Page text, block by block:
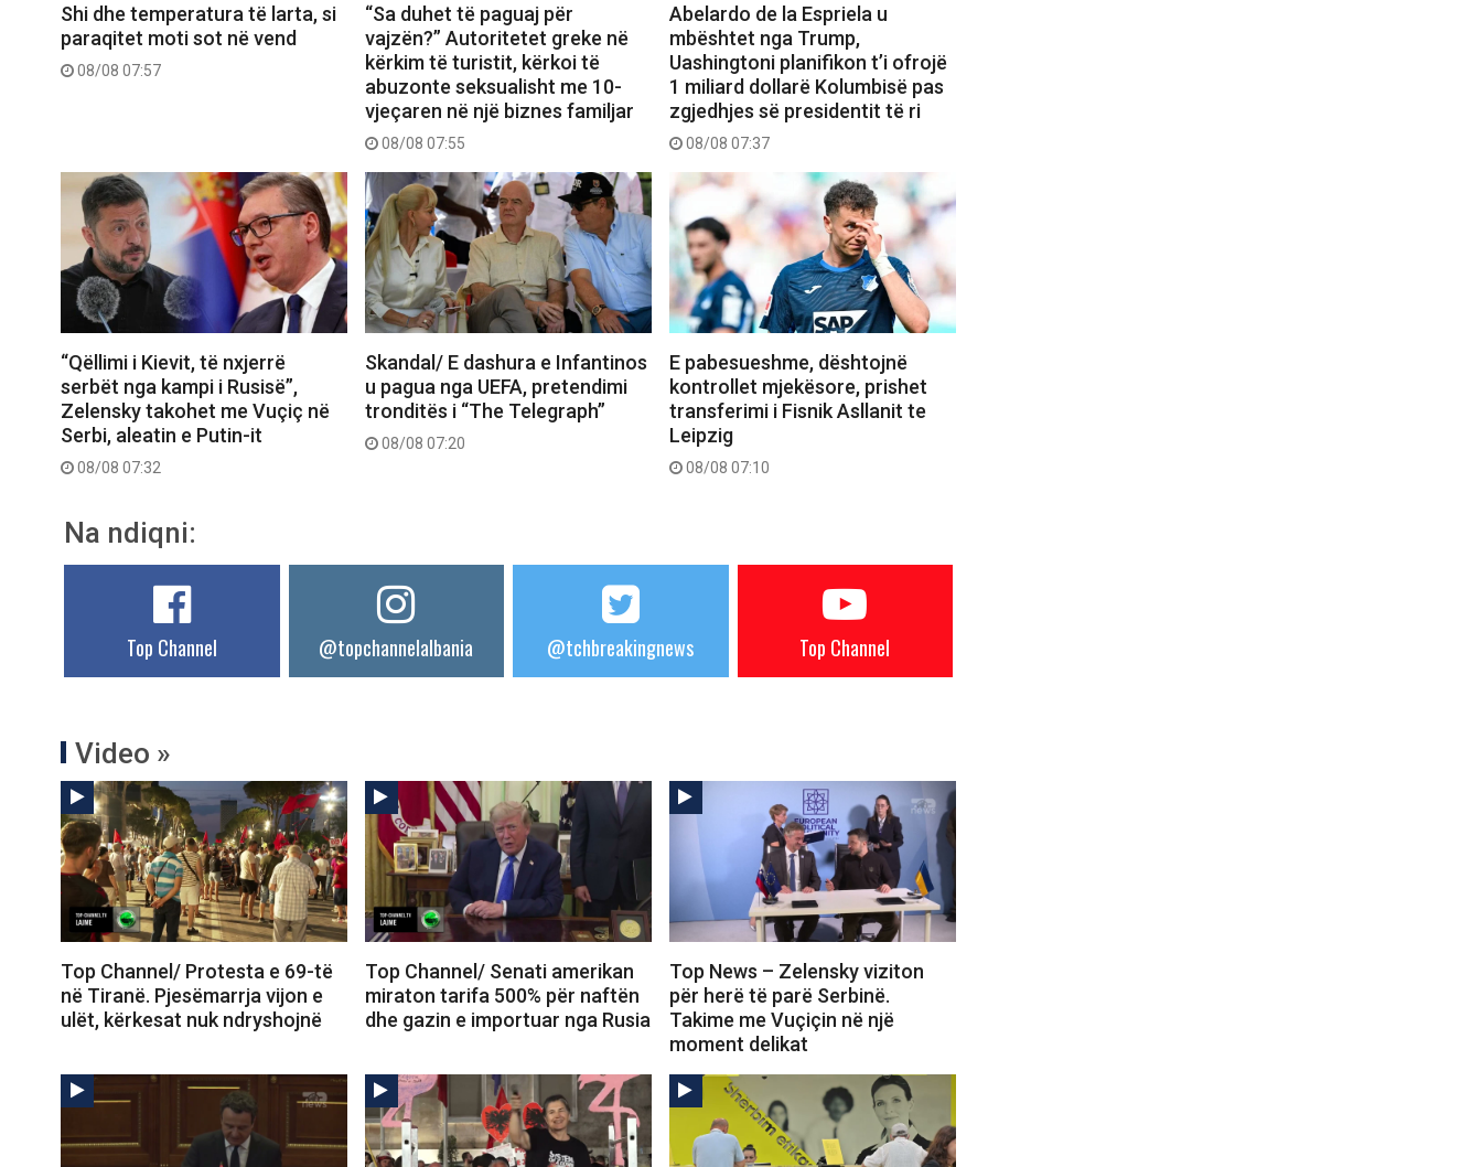
Shi dhe temperatura të larta, si
paraqitet moti sot në vend
08/08 07:57
“Sa duhet të paguaj për
vajzën?” Autoritetet greke në
kërkim të turistit, kërkoi të
abuzonte seksualisht me 10-
vjeçaren në një biznes familjar
08/08 07:55
Abelardo de la Espriela u
mbështet nga Trump,
Uashingtoni planifikon t’i ofrojë
1 miliard dollarë Kolumbisë pas
zgjedhjes së presidentit të ri
08/08 07:37
“Qëllimi i Kievit, të nxjerrë
serbët nga kampi i Rusisë”,
Zelensky takohet me Vuçiç në
Serbi, aleatin e Putin-it
08/08 07:32
Skandal/ E dashura e Infantinos
u pagua nga UEFA, pretendimi
tronditës i “The Telegraph”
08/08 07:20
E pabesueshme, dështojnë
kontrollet mjekësore, prishet
transferimi i Fisnik Asllanit te
Leipzig
08/08 07:10
Na ndiqni:
Top Channel @topchannelalbania @tchbreakingnews Top Channel
Video »
Top Channel/ Protesta e 69-të
në Tiranë. Pjesëmarrja vijon e
ulët, kërkesat nuk ndryshojnë
Top Channel/ Senati amerikan
miraton tarifa 500% për naftën
dhe gazin e importuar nga Rusia
Top News – Zelensky viziton
për herë të parë Serbinë.
Takime me Vuçiçin në një
moment delikat